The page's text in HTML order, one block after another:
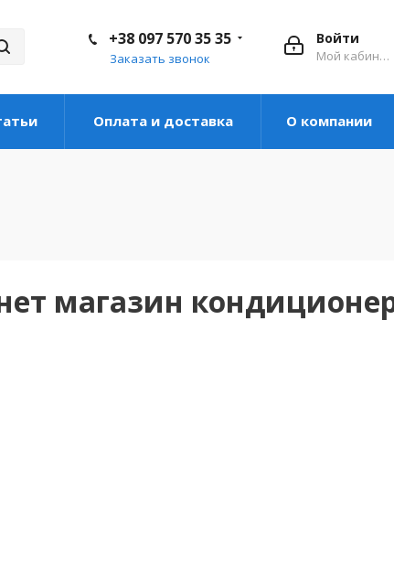
Войти
Мой кабинет
+38 097 570 35 35
Заказать звонок
Оплата и доставка О компании
магазин